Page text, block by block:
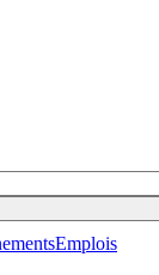
Emplois